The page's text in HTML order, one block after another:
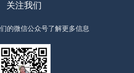
关注我们
的微信公众号了解更多信息